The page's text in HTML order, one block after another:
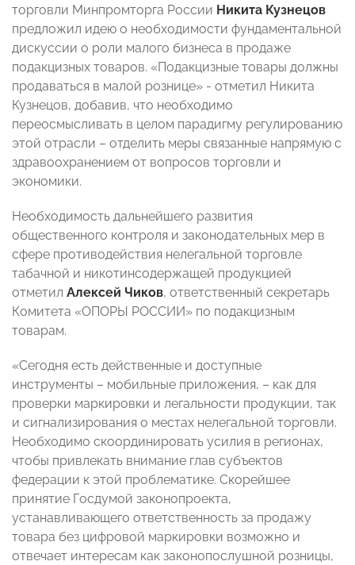
торговли Минпромторга России Никита Кузнецов
предложил идею о необходимости фундаментальной
дискуссии о роли малого бизнеса в продаже
подакцизных товаров. «Подакцизные товары должны
продаваться в малой рознице» - отметил Никита
Кузнецов, добавив, что необходимо
переосмысливать в целом парадигму регулированию
этой отрасли – отделить меры связанные напрямую с
здравоохранением от вопросов торговли и
экономики.
Необходимость дальнейшего развития
общественного контроля и законодательных мер в
сфере противодействия нелегальной торговле
табачной и никотинсодержащей продукцией
отметил Алексей Чиков, ответственный секретарь
Комитета «ОПОРЫ РОССИИ» по подакцизным
товарам.
«Сегодня есть действенные и доступные
инструменты – мобильные приложения, ­– как для
проверки маркировки и легальности продукции, так
и сигнализирования о местах нелегальной торговли.
Необходимо скоординировать усилия в регионах,
чтобы привлекать внимание глав субъектов
федерации к этой проблематике. Скорейшее
принятие Госдумой законопроекта,
устанавливающего ответственность за продажу
товара без цифровой маркировки возможно и
отвечает интересам как законопослушной розницы,